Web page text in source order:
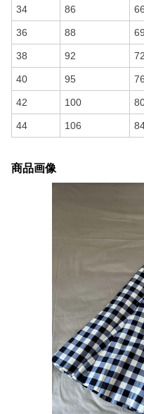
34 86 66
36 88 69
38 92 72
40 95 76
42 100
44 106
商品画像